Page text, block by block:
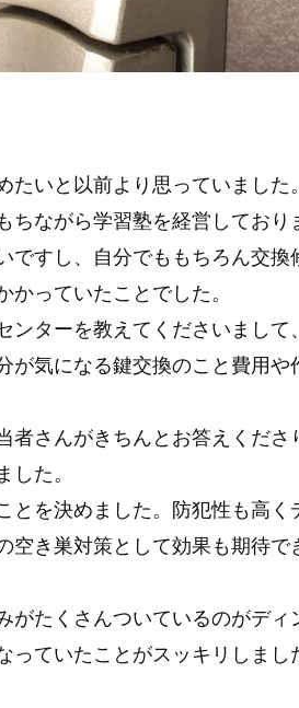
いと以前より思っていました。
ちながら学習塾を経営してお
ですし、自分でももちろん交
っていたことでした。
ンターを教えてくださいまして
が気になる鍵交換のこと費用や
者さんがきちんとお答えくださ
た。
とを決めました。防犯性も高く
き巣対策として効果も期待で
がたくさんついているのがデ
っていたことがスッキリしま